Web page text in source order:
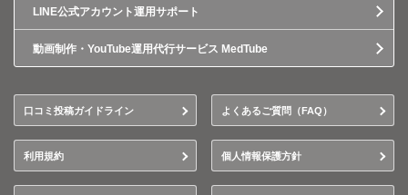
LINE公式アカウント運用サポート
動画制作・YouTube運用代行サービス MedTube
口コミ投稿ガイドライン よくあるご質問（FAQ）
利用規約 個人情報保護方針